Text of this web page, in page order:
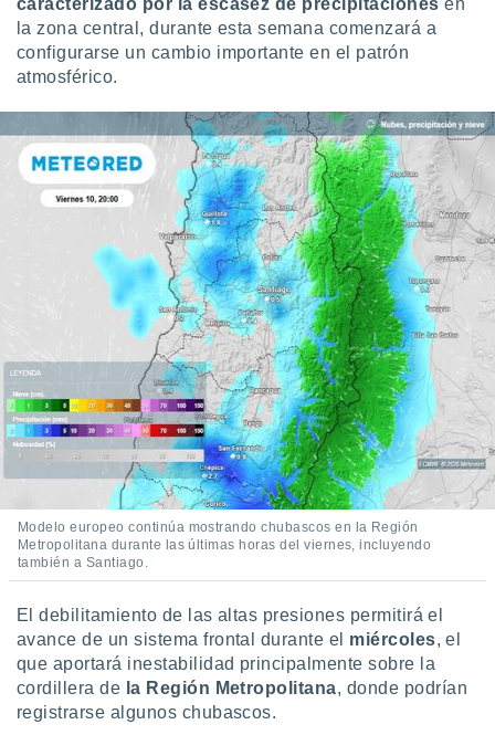
utilizar
uso de
contenido
de
de
de
uso de
con el
publicidad
publicidad
caracterizado por la escasez de precipitaciones en
la zona central, durante esta semana comenzará a
configurarse un cambio importante en el patrón
atmosférico.
Modelo europeo continúa mostrando chubascos en la Región
Metropolitana durante las últimas horas del viernes, incluyendo
también a Santiago.
El debilitamiento de las altas presiones permitirá el
avance de un sistema frontal durante el miércoles, el
que aportará inestabilidad principalmente sobre la
cordillera de la Región Metropolitana, donde podrían
registrarse algunos chubascos.